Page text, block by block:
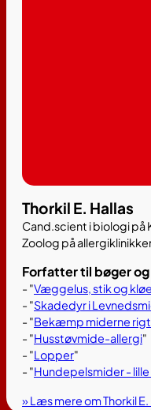
Thorkil E. Hallas
Cand.scient i biologi på
Zoolog på
Forfatter til bøger
- "Væggelus, stik og kløe
- "Skadedyr i
- "Bekæmp miderne
- "Husstøvmide-allergi"
- "Lopper"
- "Hundepelsmider -
» Læs mere om Thorkil